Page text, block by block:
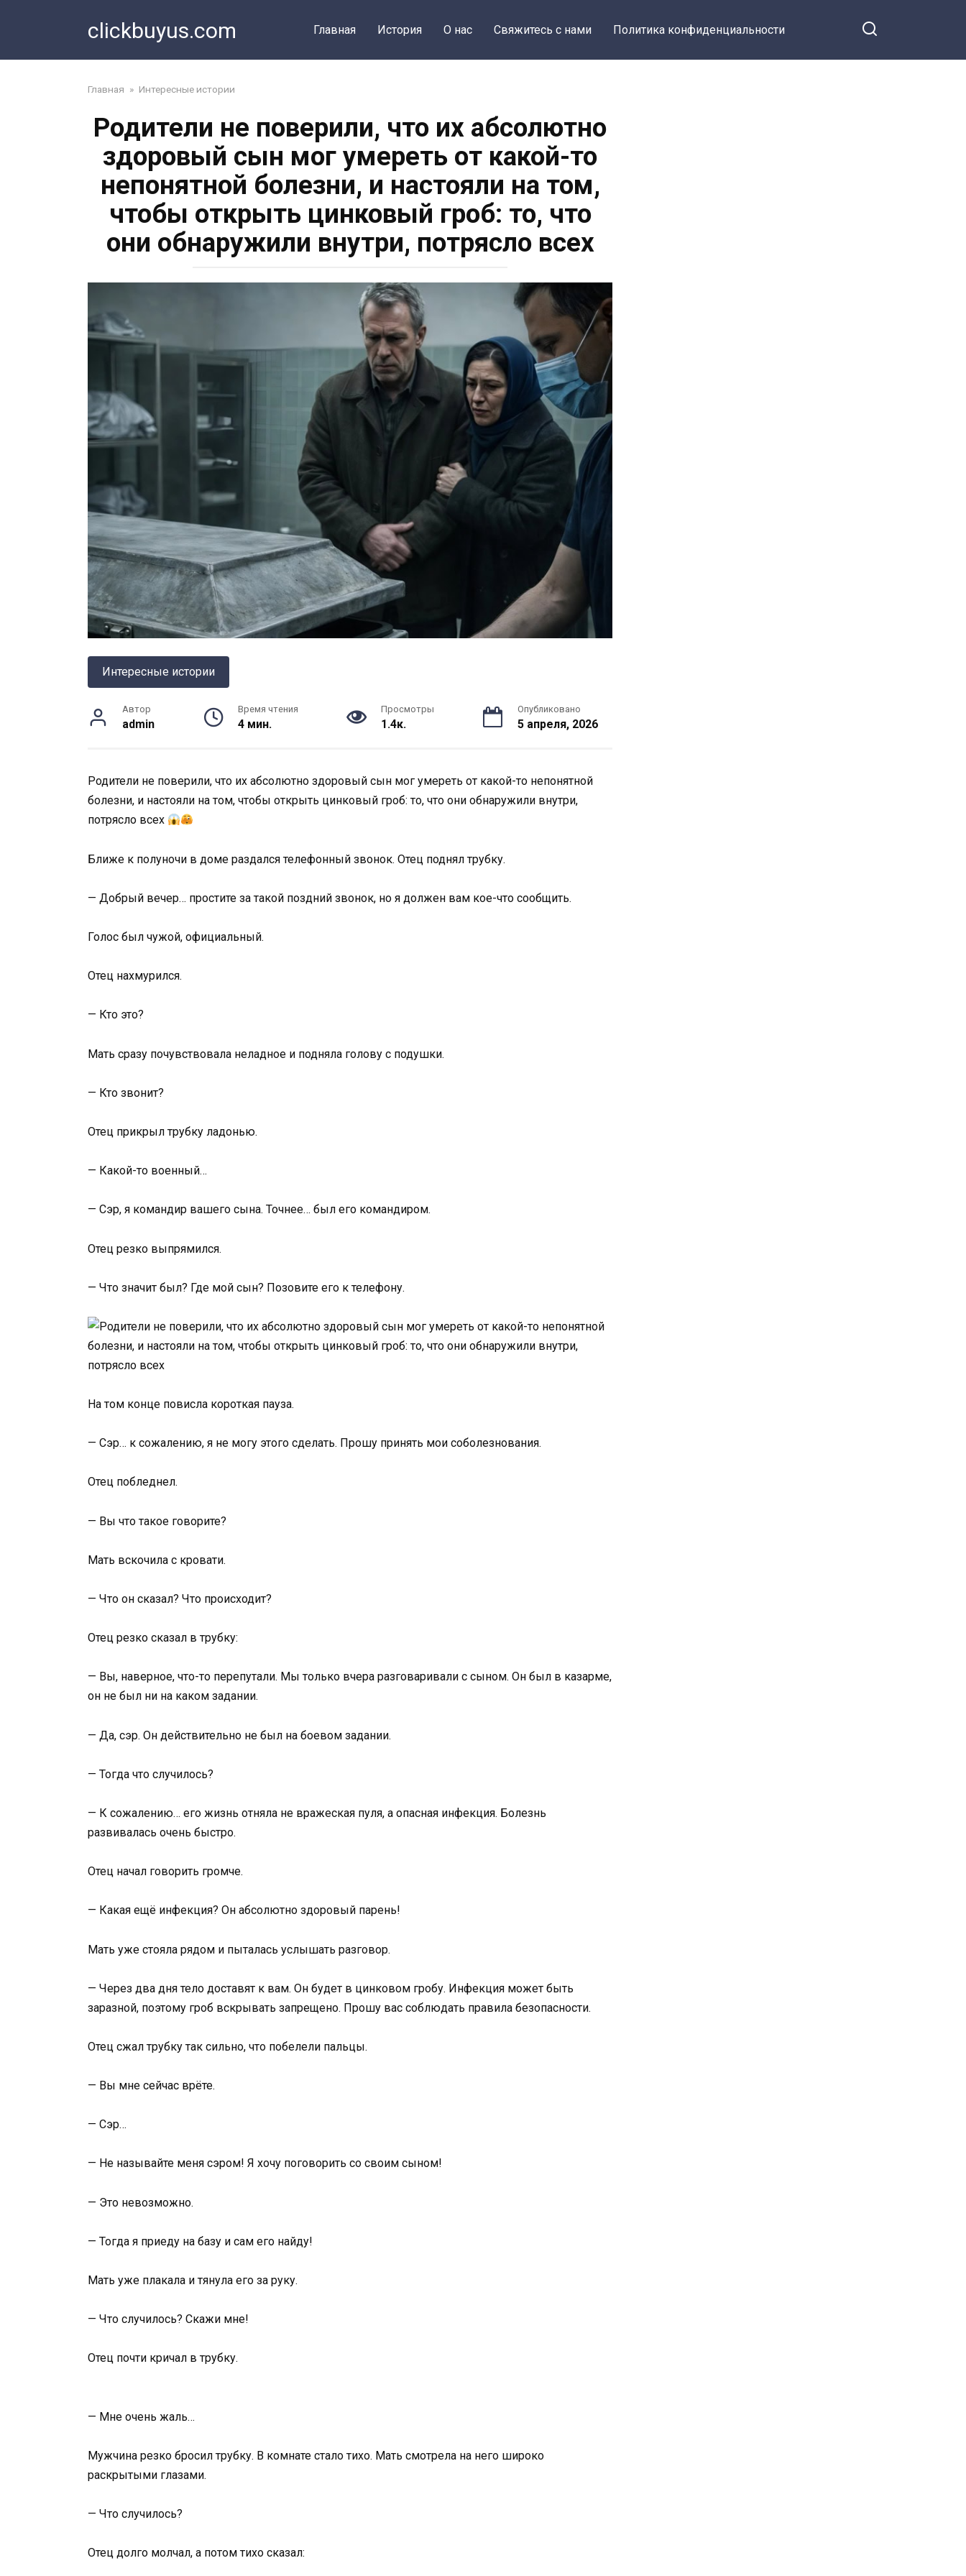
clickbuyus.com Главная История О нас Свяжитесь с нами Политика конфиденциальности
Главная » Интересные истории
Родители не поверили, что их абсолютно
здоровый сын мог умереть от какой-то
непонятной болезни, и настояли на том,
чтобы открыть цинковый гроб: то, что
они обнаружили внутри, потрясло всех
Интересные истории
Автор
admin
Время чтения
4 мин.
Просмотры
1.4к.
Опубликовано
5 апреля, 2026
Родители не поверили, что их абсолютно здоровый сын мог умереть от какой-то непонятной
болезни, и настояли на том, чтобы открыть цинковый гроб: то, что они обнаружили внутри,
потрясло всех
Ближе к полуночи в доме раздался телефонный звонок. Отец поднял трубку.
— Добрый вечер… простите за такой поздний звонок, но я должен вам кое-что сообщить.
Голос был чужой, официальный.
Отец нахмурился.
— Кто это?
Мать сразу почувствовала неладное и подняла голову с подушки.
— Кто звонит?
Отец прикрыл трубку ладонью.
— Какой-то военный…
— Сэр, я командир вашего сына. Точнее… был его командиром.
Отец резко выпрямился.
— Что значит был? Где мой сын? Позовите его к телефону.
На том конце повисла короткая пауза.
— Сэр… к сожалению, я не могу этого сделать. Прошу принять мои соболезнования.
Отец побледнел.
— Вы что такое говорите?
Мать вскочила с кровати.
— Что он сказал? Что происходит?
Отец резко сказал в трубку:
— Вы, наверное, что-то перепутали. Мы только вчера разговаривали с сыном. Он был в казарме,
он не был ни на каком задании.
— Да, сэр. Он действительно не был на боевом задании.
— Тогда что случилось?
— К сожалению… его жизнь отняла не вражеская пуля, а опасная инфекция. Болезнь
развивалась очень быстро.
Отец начал говорить громче.
— Какая ещё инфекция? Он абсолютно здоровый парень!
Мать уже стояла рядом и пыталась услышать разговор.
— Через два дня тело доставят к вам. Он будет в цинковом гробу. Инфекция может быть
заразной, поэтому гроб вскрывать запрещено. Прошу вас соблюдать правила безопасности.
Отец сжал трубку так сильно, что побелели пальцы.
— Вы мне сейчас врёте.
— Сэр…
— Не называйте меня сэром! Я хочу поговорить со своим сыном!
— Это невозможно.
— Тогда я приеду на базу и сам его найду!
Мать уже плакала и тянула его за руку.
— Что случилось? Скажи мне!
Отец почти кричал в трубку.
— Мне очень жаль…
Мужчина резко бросил трубку. В комнате стало тихо. Мать смотрела на него широко
раскрытыми глазами.
— Что случилось?
Отец долго молчал, а потом тихо сказал: